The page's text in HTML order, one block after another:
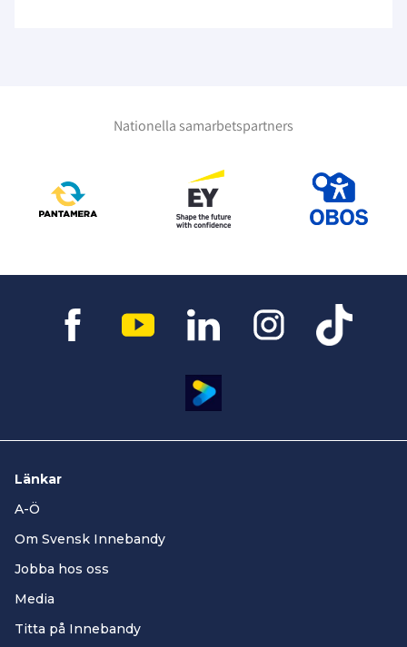
Nationella samarbetspartners
Länkar
A-Ö
Om Svensk Innebandy
Jobba hos oss
Media
Titta på Innebandy